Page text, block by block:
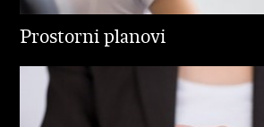
Prostorni planovi